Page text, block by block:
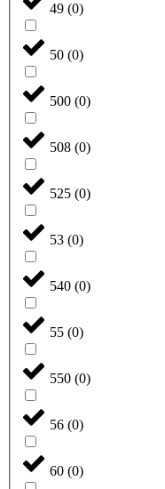
49 (0)
50 (0)
500 (0)
508 (0)
525 (0)
53 (0)
540 (0)
55 (0)
550 (0)
56 (0)
60 (0)